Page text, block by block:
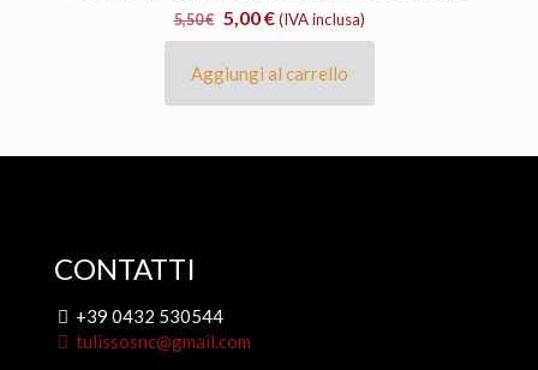
5,50€ Il
prezzo
originale
era:
5,00€Il
prezzo
attuale
(IVA inclusa)
Aggiungi al carrello
CONTATTI
+39 0432 530544
tulissosnc@gmail.com